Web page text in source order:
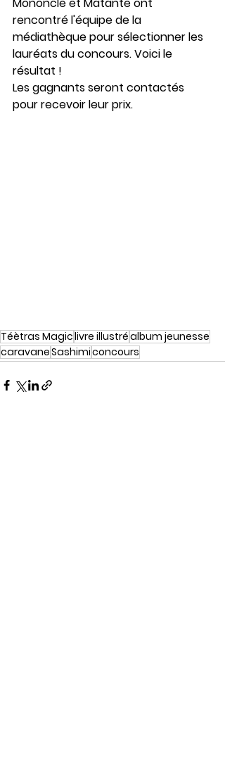
Mononcle et Matante ont
rencontré l'équipe de la
médiathèque pour sélectionner les
lauréats du concours. Voici le
résultat !
Les gagnants seront contactés
pour recevoir leur prix.
Téètras Magiclivre illustréalbum jeunesse
caravaneSashimiconcours